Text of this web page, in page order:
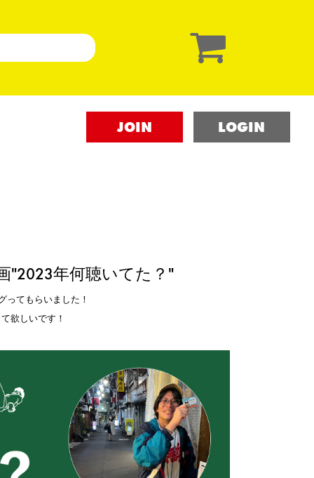
JOIN LOGIN
画"2023年何聴いてた？"
ってもらいました！
欲しいです！